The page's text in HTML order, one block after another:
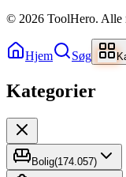
© 2026 ToolHero. Alle
Hjem Søg
Kategorier
Bolig(174.057)